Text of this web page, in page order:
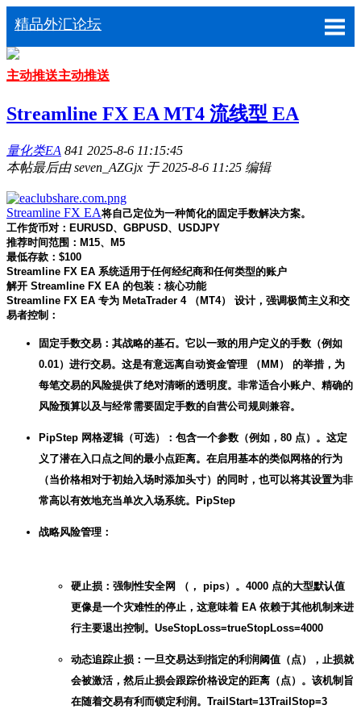
精品外汇论坛
主动推送主动推送
Streamline FX EA MT4 流线型 EA
量化类EA 841 2025-8-6 11:15:45
本帖最后由 seven_AZGjx 于 2025-8-6 11:25 编辑
Streamline FX EA将自己定位为一种简化的固定手数解决方案。
工作货币对：EURUSD、GBPUSD、USDJPY
推荐时间范围：M15、M5
最低存款：$100
Streamline FX EA 系统适用于任何经纪商和任何类型的账户
解开 Streamline FX EA 的包装：核心功能
Streamline FX EA 专为 MetaTrader 4 （MT4） 设计，强调极简主义和交
易者控制：
固定手数交易：其战略的基石。它以一致的用户定义的手数（例如
0.01）进行交易。这是有意远离自动资金管理 （MM） 的举措，为
每笔交易的风险提供了绝对清晰的透明度。非常适合小账户、精确的
风险预算以及与经常需要固定手数的自营公司规则兼容。
PipStep 网格逻辑（可选）：包含一个参数（例如，80 点）。这定
义了潜在入口点之间的最小点距离。在启用基本的类似网格的行为
（当价格相对于初始入场时添加头寸）的同时，也可以将其设置为非
常高以有效地充当单次入场系统。PipStep
战略风险管理：
硬止损：强制性安全网 （， pips）。4000 点的大型默认值
更像是一个灾难性的停止，这意味着 EA 依赖于其他机制来进
行主要退出控制。UseStopLoss=trueStopLoss=4000
动态追踪止损：一旦交易达到指定的利润阈值（点），止损就
会被激活，然后止损会跟踪价格设定的距离（点）。该机制旨
在随着交易有利而锁定利润。TrailStart=13TrailStop=3